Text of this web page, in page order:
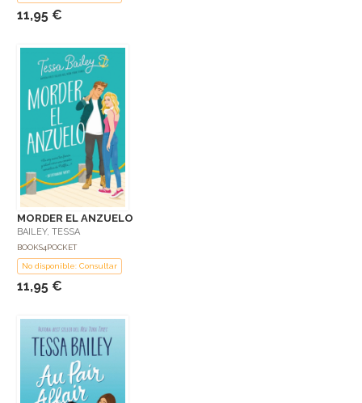
11,95 €
MORDER EL ANZUELO
BAILEY, TESSA
BOOKS4POCKET
No disponible: Consultar
11,95 €